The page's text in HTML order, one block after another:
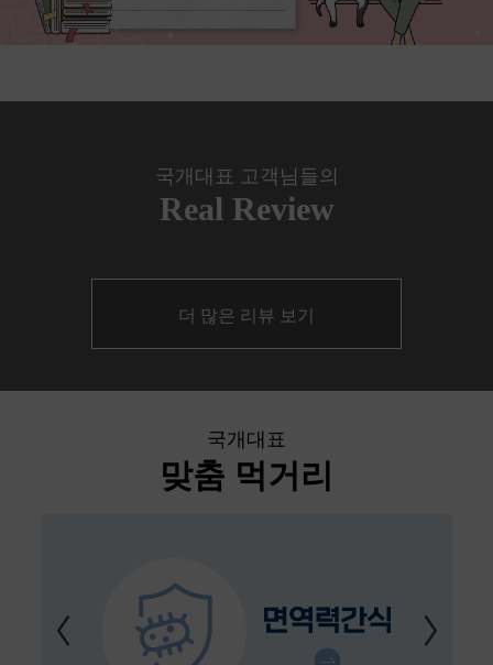
국개대표 고객님들의
Real Review
더 많은 리뷰 보기
국개대표
맞춤 먹거리